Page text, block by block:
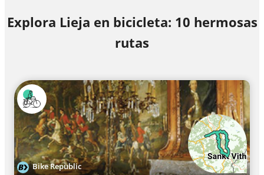
Explora Lieja en bicicleta: 10 hermosas
rutas
Bike Republic